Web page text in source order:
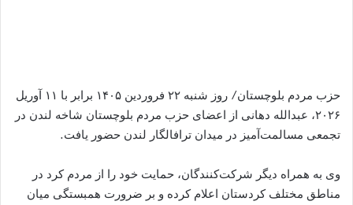
حزب مردم بلوچستان/ روز شنبه ۲۲ فروردین ۱۴۰۵ برابر با ۱۱ آوریل
۲۰۲۶، عبدالله دهانی از اعضای حزب مردم بلوچستان شاخه لندن در
تجمعی مسالمت‌آمیز در میدان ترافالگار لندن حضور یافت.
وی به همراه دیگر شرکت‌کنندگان، حمایت خود را از مردم کرد در
مناطق مختلف کردستان اعلام کرده و بر ضرورت همبستگی میان